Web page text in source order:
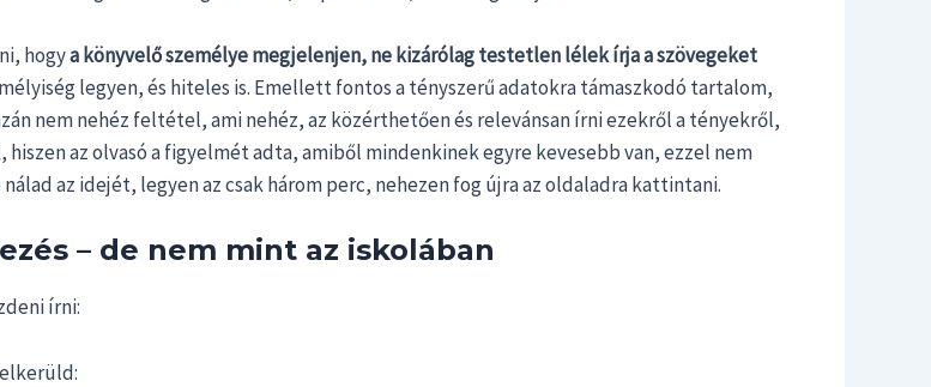
hogya könyvelő személye megjelenjen, ne kizárólag testetlen lélek írja a szövegeket
legyen, és hiteles is. Emellett fontos a tényszerű adatokra támaszkodó tartalom,
nem nehéz feltétel, ami nehéz, az közérthetően és relevánsan írni ezekről a tényekről,
az olvasó a figyelmét adta, amiből mindenkinek egyre kevesebb van, ezzel nem
az idejét, legyen az csak három perc, nehezen fog újra az oldaladra kattintani.
– de nem mint az iskolában
írni: